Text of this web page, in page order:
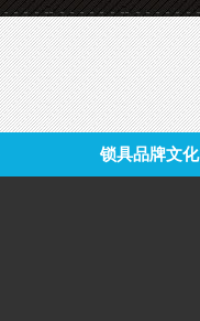
锁具品牌文化